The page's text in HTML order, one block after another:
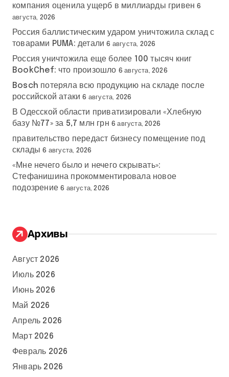
компания оценила ущерб в миллиарды гривен 6
августа, 2026
Россия баллистическим ударом уничтожила склад с
товарами PUMA: детали 6 августа, 2026
Россия уничтожила еще более 100 тысяч книг
BookChef: что произошло 6 августа, 2026
Bosch потеряла всю продукцию на складе после
российской атаки 6 августа, 2026
В Одесской области приватизировали «Хлебную
базу №77» за 5,7 млн грн 6 августа, 2026
правительство передаст бизнесу помещение под
склады 6 августа, 2026
«Мне нечего было и нечего скрывать»:
Стефанишина прокомментировала новое
подозрение 6 августа, 2026
Архивы
Август 2026
Июль 2026
Июнь 2026
Май 2026
Апрель 2026
Март 2026
Февраль 2026
Январь 2026